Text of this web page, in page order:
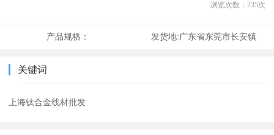
浏览次数： 235次
产品规格： 发货地:广东省东莞市长安镇
关键词
上海钛合金线材批发